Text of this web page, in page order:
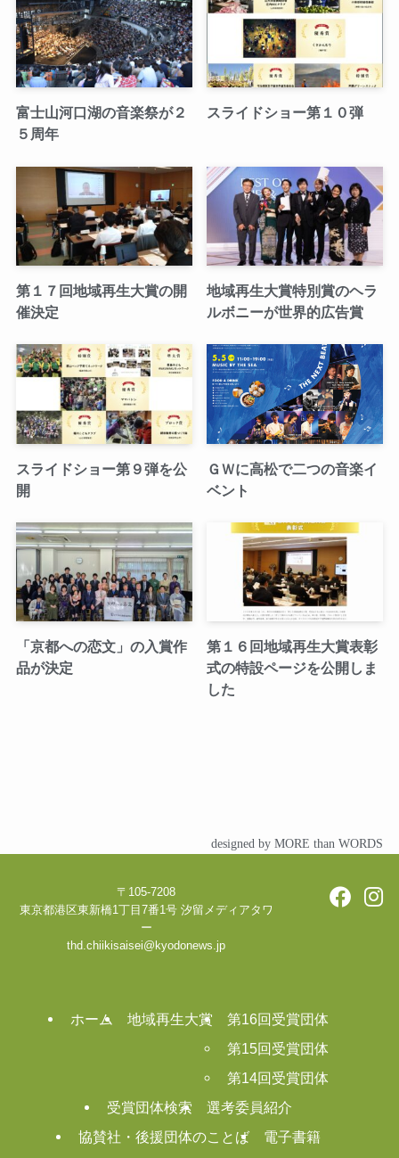
富士山河口湖の音楽祭が２
５周年
スライドショー第１０弾
第１７回地域再生大賞の開
催決定
地域再生大賞特別賞のヘラ
ルボニーが世界的広告賞
スライドショー第９弾を公
開
ＧＷに高松で二つの音楽イ
ベント
「京都への恋文」の入賞作
品が決定
第１６回地域再生大賞表彰
式の特設ページを公開しま
した
designed by MORE than WORDS
〒105-7208
東京都港区東新橋1丁目7番1号 汐留メディアタワ
ー
thd.chiikisaisei@kyodonews.jp
ホーム 地域再生大賞
第16回受賞団体
第15回受賞団体
第14回受賞団体
受賞団体検索
選考委員紹介
協賛社・後援団体のことば
電子書籍